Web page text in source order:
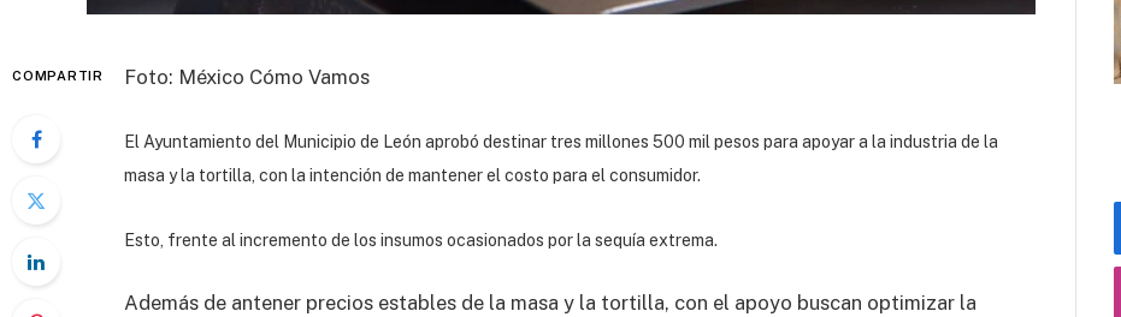
COMPARTIR Foto: México Cómo Vamos
El Ayuntamiento del Municipio de León aprobó destinar tres millones 500 mil pesos para apoyar a la industria de la
masa y la tortilla, con la intención de mantener el costo para el consumidor.
Esto, frente al incremento de los insumos ocasionados por la sequía extrema.
Además de antener precios estables de la masa y la tortilla, con el apoyo buscan optimizar la